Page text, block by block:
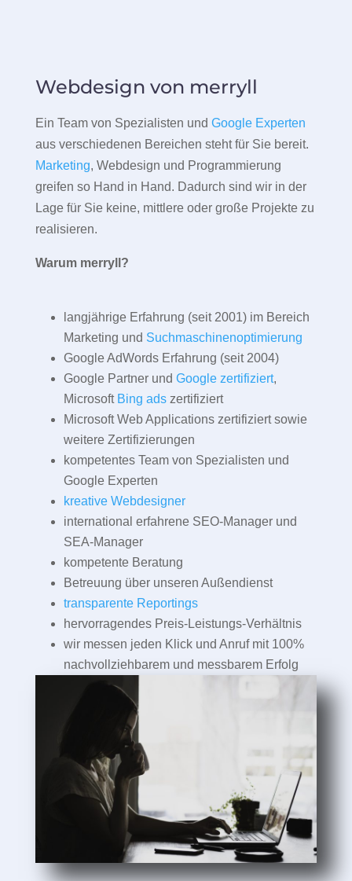
Webdesign von merryll
Ein Team von Spezialisten und Google Experten
aus verschiedenen Bereichen steht für Sie bereit.
Marketing, Webdesign und Programmierung
greifen so Hand in Hand. Dadurch sind wir in der
Lage für Sie keine, mittlere oder große Projekte zu
realisieren.
Warum merryll?
langjährige Erfahrung (seit 2001) im Bereich
Marketing und Suchmaschinenoptimierung
Google AdWords Erfahrung (seit 2004)
Google Partner und Google zertifiziert,
Microsoft Bing adszertifiziert
Microsoft Web Applications zertifiziert sowie
weitere Zertifizierungen
kompetentes Team von Spezialisten und
Google Experten
kreative Webdesigner
international erfahrene SEO-Manager und
SEA-Manager
kompetente Beratung
Betreuung über unseren Außendienst
transparente Reportings
hervorragendes Preis-Leistungs-Verhältnis
wir messen jeden Klick und Anruf mit 100%
nachvollziehbarem und messbarem Erfolg